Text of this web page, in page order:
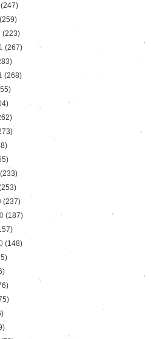
(247)
(259)
(223)
(267)
(268)
(233)
(237)
(187)
(148)